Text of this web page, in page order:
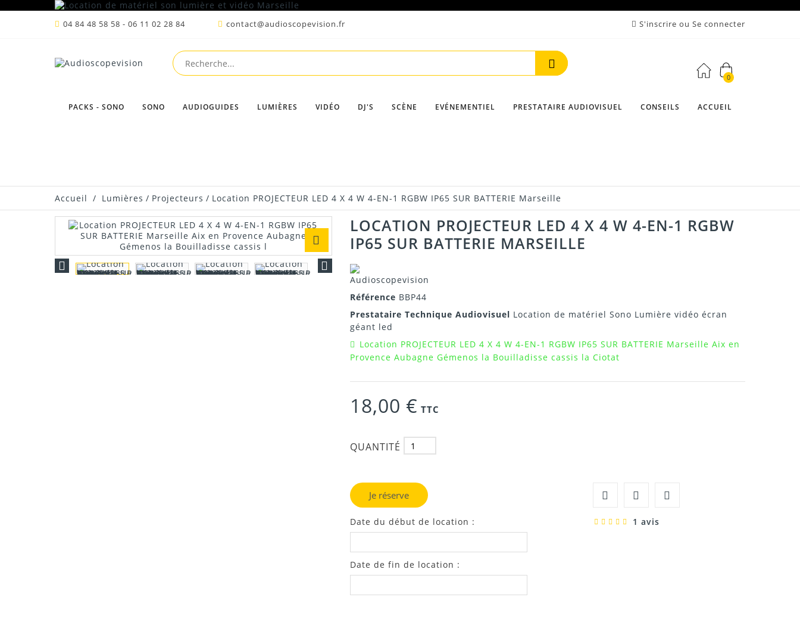
S'inscrire ou Se connecter
04 84 48 58 58 - 06 11 02 28 84 contact@audioscopevision.fr
0
PACKS - SONO SONO AUDIOGUIDES LUMIÈRES VIDÉO DJ'S SCÈNE EVÉNEMENTIEL PRESTATAIRE AUDIOVISUEL CONSEILS ACCUEIL
Accueil / Lumières / Projecteurs / Location PROJECTEUR LED 4 X 4 W 4-EN-1 RGBW IP65 SUR BATTERIE Marseille
LOCATION PROJECTEUR LED 4 X 4 W 4-EN-1 RGBW
IP65 SUR BATTERIE MARSEILLE
Référence BBP44
Prestataire Technique Audiovisuel Location de matériel Sono Lumière vidéo écran
géant led
Location PROJECTEUR LED 4 X 4 W 4-EN-1 RGBW IP65 SUR BATTERIE Marseille Aix en
Provence Aubagne Gémenos la Bouilladisse cassis la Ciotat
18,00 € TTC
QUANTITÉ
Je réserve
Date du début de location :
Date de fin de location :
1 avis